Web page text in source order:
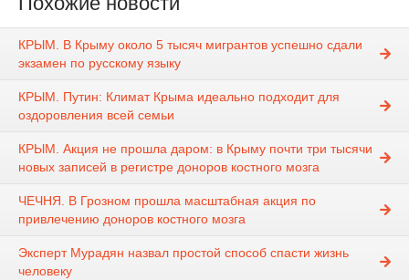
КРЫМ. В Крыму около 5 тысяч мигрантов успешно сдали
экзамен по русскому языку
КРЫМ. Путин: Климат Крыма идеально подходит для
оздоровления всей семьи
КРЫМ. Акция не прошла даром: в Крыму почти три тысячи
новых записей в регистре доноров костного мозга
ЧЕЧНЯ. В Грозном прошла масштабная акция по
привлечению доноров костного мозга
Эксперт Мурадян назвал простой способ спасти жизнь
человеку